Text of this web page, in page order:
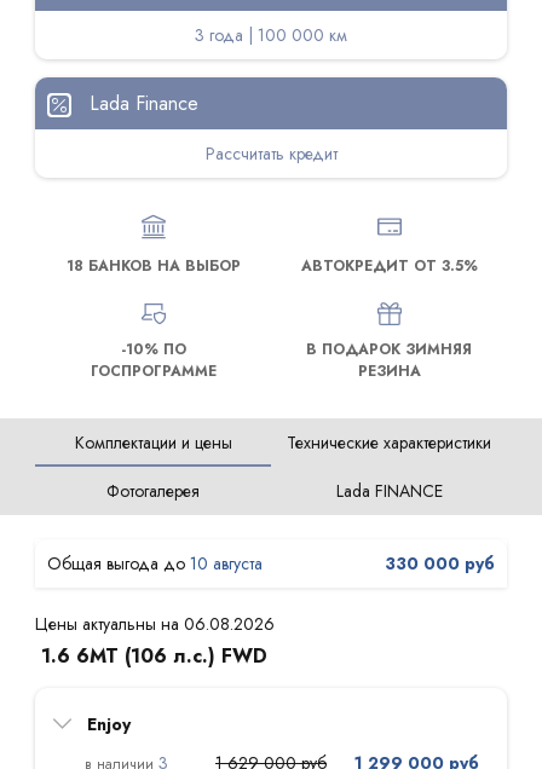
3 года | 100 000 км
Lada Finance
Рассчитать кредит
18 БАНКОВ НА ВЫБОР АВТОКРЕДИТ ОТ 3.5%
-10% ПО
ГОСПРОГРАММЕ
В ПОДАРОК ЗИМНЯЯ
РЕЗИНА
Комплектации и цены
Технические характеристики
Фотогалерея
Lada FINANCE
10 августа 330 000 руб
Цены актуальны на 06.08.2026
1.6 6МТ (106 л.с.) FWD
Enjoy
3
1 629 000 руб 1 299 000 руб